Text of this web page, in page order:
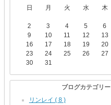
日
月 火 水 木
2
3 4 5 6
9
10 11 12 13
16
17 18 19 20
23
24 25 26 27
30
31
ブログカテゴリー
リンレイ ( 8 )